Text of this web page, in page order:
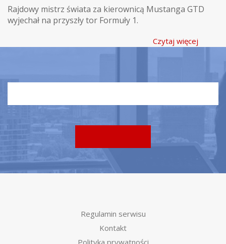
Rajdowy mistrz świata za kierownicą Mustanga GTD
wyjechał na przyszły tor Formuły 1.
Czytaj więcej
Regulamin serwisu
Kontakt
Polityka prywatności